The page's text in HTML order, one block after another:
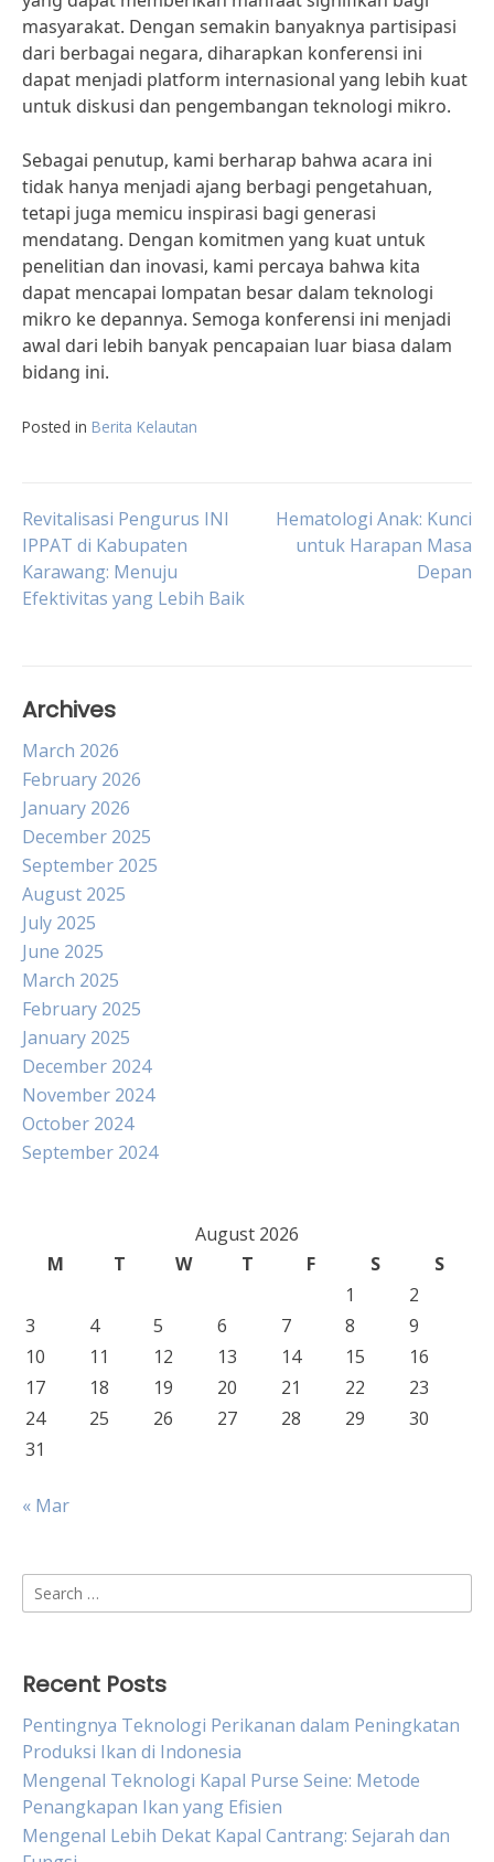
masyarakat. Dengan semakin banyaknya partisipasi
dari berbagai negara, diharapkan konferensi ini
dapat menjadi platform internasional yang lebih kuat
untuk diskusi dan pengembangan teknologi mikro.
Sebagai penutup, kami berharap bahwa acara ini
tidak hanya menjadi ajang berbagi pengetahuan,
tetapi juga memicu inspirasi bagi generasi
mendatang. Dengan komitmen yang kuat untuk
penelitian dan inovasi, kami percaya bahwa kita
dapat mencapai lompatan besar dalam teknologi
mikro ke depannya. Semoga konferensi ini menjadi
awal dari lebih banyak pencapaian luar biasa dalam
bidang ini.
Posted in Berita Kelautan
Post
navigation
Revitalisasi Pengurus INI
IPPAT di Kabupaten
Karawang: Menuju
Efektivitas yang Lebih Baik
Hematologi Anak: Kunci
untuk Harapan Masa
Depan
Archives
March 2026
February 2026
January 2026
December 2025
September 2025
August 2025
July 2025
June 2025
March 2025
February 2025
January 2025
December 2024
November 2024
October 2024
September 2024
August 2026
M
T W T F S
S
1
2
3
4 5 6 7 8
9
10
11 12 13 14 15
16
17
18 19 20 21 22
23
24
25 26 27 28 29
30
31
« Mar
Search
for:
Recent Posts
Pentingnya Teknologi Perikanan dalam Peningkatan
Produksi Ikan di Indonesia
Mengenal Teknologi Kapal Purse Seine: Metode
Penangkapan Ikan yang Efisien
Mengenal Lebih Dekat Kapal Cantrang: Sejarah dan